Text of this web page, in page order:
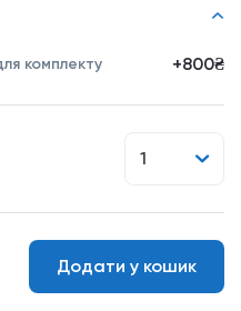
комплекту +800₴
1
Додати у кошик